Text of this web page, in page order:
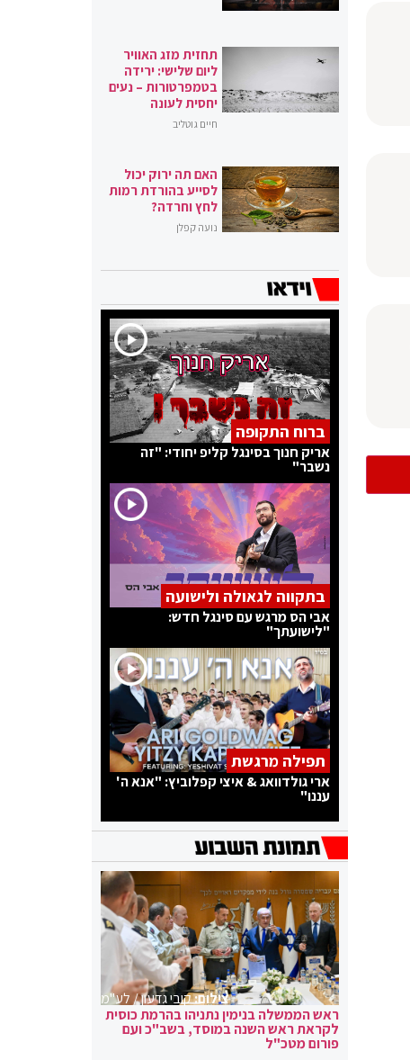
תחזית מזג האוויר
ליום שלישי: ירידה
בטמפרטורות – נעים
יחסית לעונה
חיים גוטליב
האם תה ירוק יכול
לסייע בהורדת רמות
לחץ וחרדה?
נועה קפלן
ברוח התקופה
אריק חנוך בסינגל קליפ יחודי: "זה
נשבר"
בתקווה לגאולה ולישועה
אבי הס מרגש עם סינגל חדש:
"לישועתך"
תפילה מרגשת
ארי גולדוואג & איצי קפלוביץ: "אנא ה'
עננו"
צילום:קובי גדעון / לע"מ
ראש הממשלה בנימין נתניהו בהרמת כוסית
לקראת ראש השנה במוסד, בשב"כ ועם
פורום מטכ"ל